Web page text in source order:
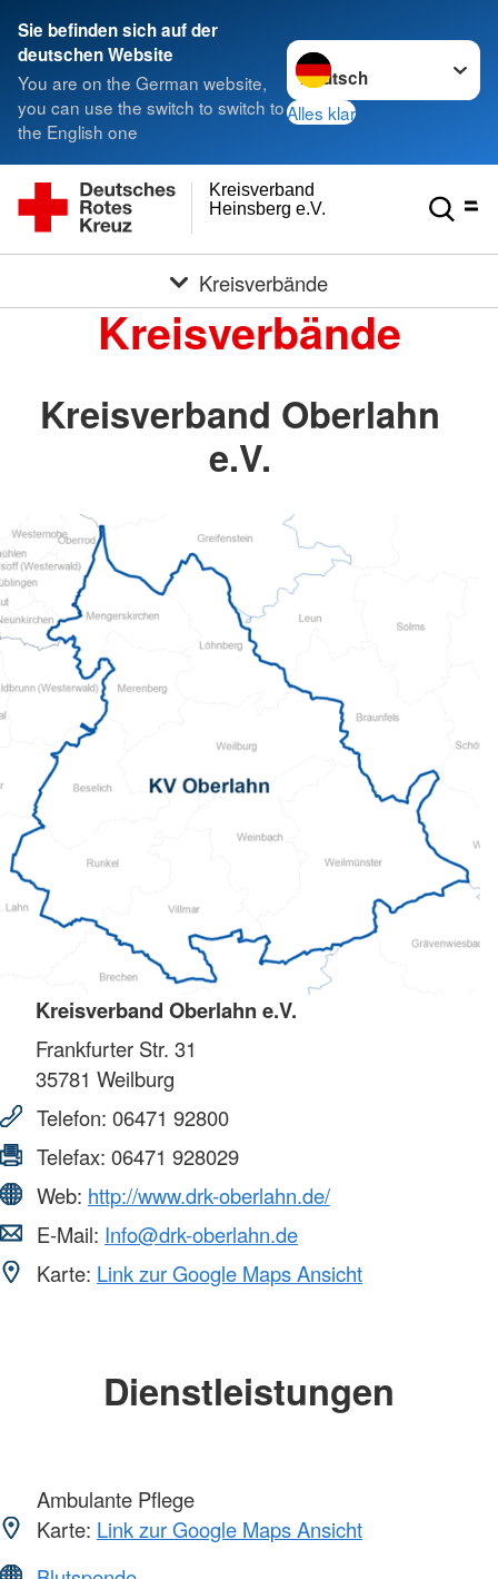
Sie befinden sich auf der
deutschen Website
You are on the German website,
you can use the switch to switch to
the English one
Sprache wechseln zu
Alles klar
Heinsberg e.V.
Kreisverband
Kreisverbände
Kreisverbände
Kreisverband Oberlahn
e.V.
Kreisverband Oberlahn e.V.
Frankfurter Str. 31
35781 Weilburg
Telefon: 06471 92800
Telefax: 06471 928029
Web: http://www.drk-oberlahn.de/
E-Mail: Info@drk-oberlahn.de
Karte: Link zur Google Maps Ansicht
Dienstleistungen
Ambulante Pflege
Karte: Link zur Google Maps Ansicht